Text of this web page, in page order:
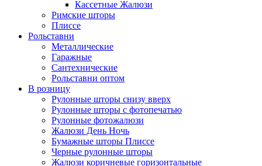
Кассетные Жалюзи
Римские шторы
Плиссе
Рольставни
Металлические
Гаражные
Сантехнические
Рольставни оптом
В розницу
Рулонные шторы снизу вверх
Рулонные шторы с фотопечатью
Рулонные фотожалюзи
Жалюзи День Ночь
Бумажные шторы Плиссе
Черные рулонные шторы
Жалюзи коричневые горизонтальные